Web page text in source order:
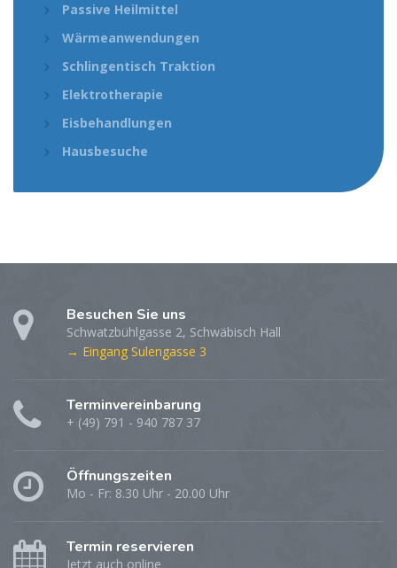
Passive Heilmittel
Wärmeanwendungen
Schlingentisch Traktion
Elektrotherapie
Eisbehandlungen
Hausbesuche
Besuchen Sie uns
Schwatzbühlgasse 2, Schwäbisch Hall
→ Eingang Sulengasse 3
Terminvereinbarung
+ (49) 791 - 940 787 37
Öffnungszeiten
Mo - Fr: 8.30 Uhr - 20.00 Uhr
Termin reservieren
Jetzt auch online